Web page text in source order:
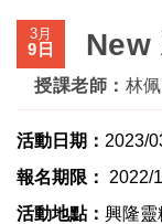
3月
9日 New
授課老師： 林
活動日期： 2023/
報名期限：
2022/
活動地點： 興隆靈